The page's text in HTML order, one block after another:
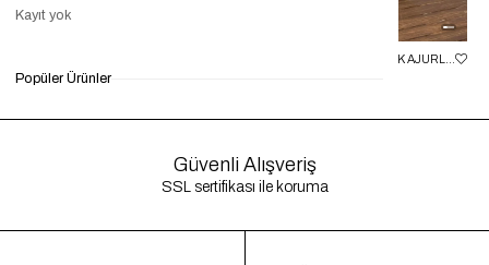
₺599,90
₺1.799,90
Güvenli Alışveriş
SSL sertifikası ile koruma
Kayıt yok
Popüler Ürünler